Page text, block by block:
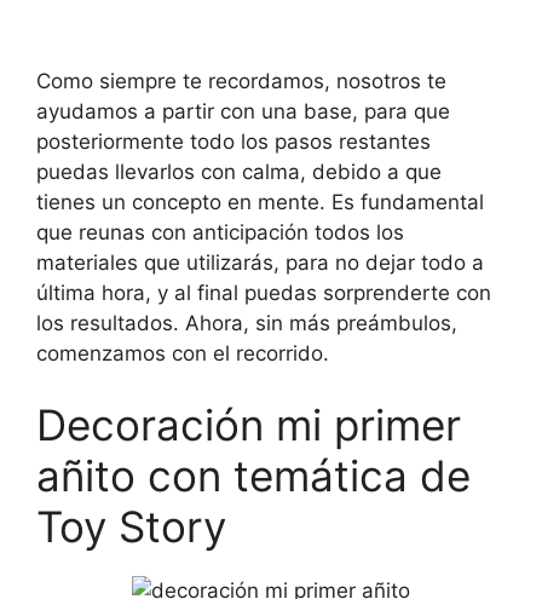
Como siempre te recordamos, nosotros te
ayudamos a partir con una base, para que
posteriormente todo los pasos restantes
puedas llevarlos con calma, debido a que
tienes un concepto en mente. Es fundamental
que reunas con anticipación todos los
materiales que utilizarás, para no dejar todo a
última hora, y al final puedas sorprenderte con
los resultados. Ahora, sin más preámbulos,
comenzamos con el recorrido.
Decoración mi primer
añito con temática de
Toy Story